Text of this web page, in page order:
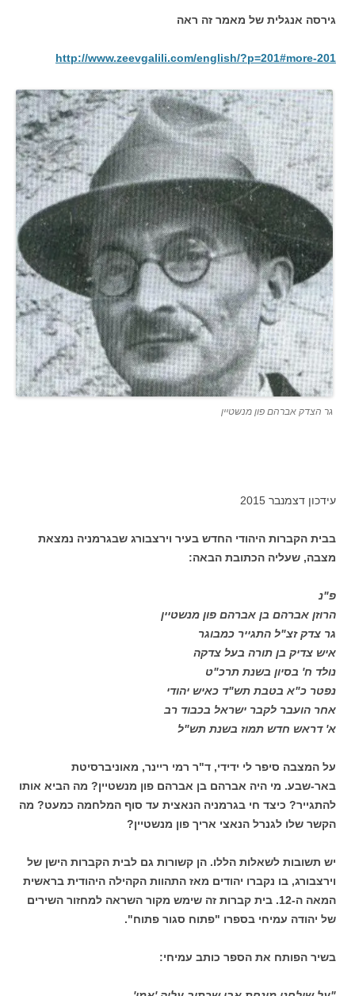
גירסה אנגלית של מאמר זה ראה
http://www.zeevgalili.com/english/?p=201#more-201
גר הצדק אברהם פון מנשטיין
עידכון דצמנבר 2015
בבית הקברות היהודי החדש בעיר וירצבורג שבגרמניה נמצאת
מצבה, שעליה הכתובת הבאה:
פ"נ
הרוזן אברהם בן אברהם פון מנשטיין
גר צדק זצ"ל התגייר כמבוגר
איש צדיק בן תורה בעל צדקה
נולד ח' בסיון בשנת תרכ"ט
נפטר כ"א בטבת תש"ד כאיש יהודי
אחר הועבר לקבר ישראל בכבוד רב
א' דראש חדש תמוז בשנת תש"ל
על המצבה סיפר לי ידידי, ד"ר רמי ריינר, מאוניברסיטת
באר-שבע. מי היה אברהם בן אברהם פון מנשטיין? מה הביא אותו
להתגייר? כיצד חי בגרמניה הנאצית עד סוף המלחמה כמעט? מה
הקשר שלו לגנרל הנאצי אריך פון מנשטיין?
יש תשובות לשאלות הללו. הן קשורות גם לבית הקברות הישן של
וירצבורג, בו נקברו יהודים מאז התהוות הקהילה היהודית בראשית
המאה ה-12. בית קברות זה שימש מקור השראה למחזור השירים
של יהודה עמיחי בספרו "פתוח סגור פתוח".
בשיר הפותח את הספר כותב עמיחי: